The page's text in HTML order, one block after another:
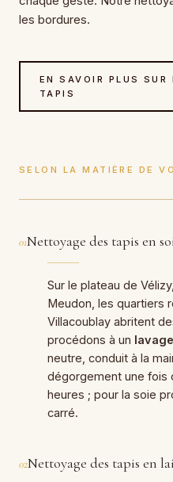
les bordures.
EN SAVOIR PLUS SUR
TAPIS
SELON LA MATIÈRE DE
01Nettoyage des tapis en
Sur le plateau de
Meudon, les quartiers
Villacoublay abritent
procédons à un
neutre, conduit à la
dégorgement une fois
heures ; pour la soie
carré.
02Nettoyage des tapis en